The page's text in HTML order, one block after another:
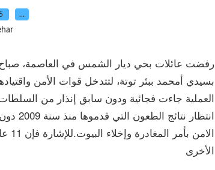
…
رفضت عائلات بحي ديار الشمس في العاصمة، صباح
بسيدي أمحمد ببئر توتة، لتتدخل قوات الأمن
العملية جاءت فجائية ودون سابق إنذار من
الأخرى